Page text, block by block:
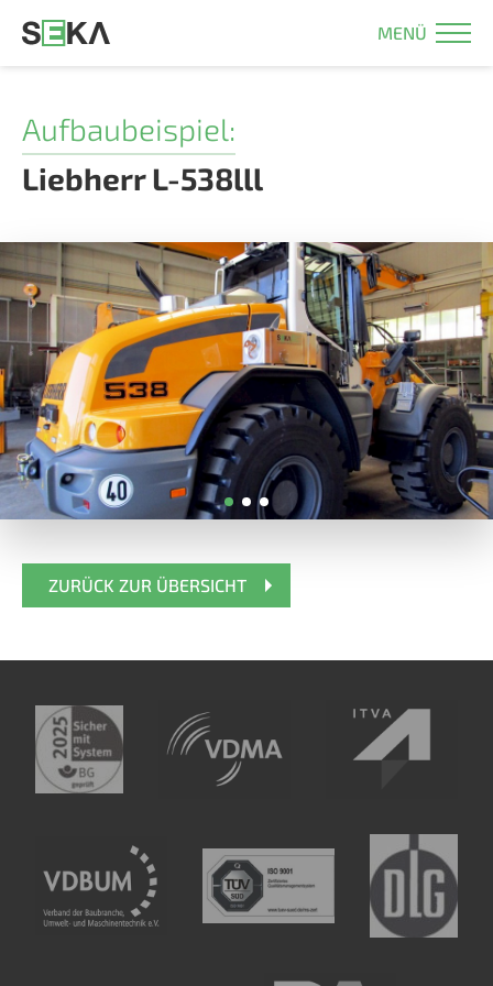
MENÜ
Aufbaubeispiel:
Liebherr L-538lll
ZURÜCK ZUR ÜBERSICHT